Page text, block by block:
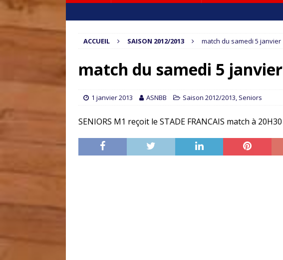
ACCUEIL SAISON 2012/2013 match du samedi 5 janvier
match du samedi 5 janvier
1 janvier 2013 ASNBB Saison 2012/2013, Seniors
SENIORS M1 reçoit le STADE FRANCAIS match à 20H30